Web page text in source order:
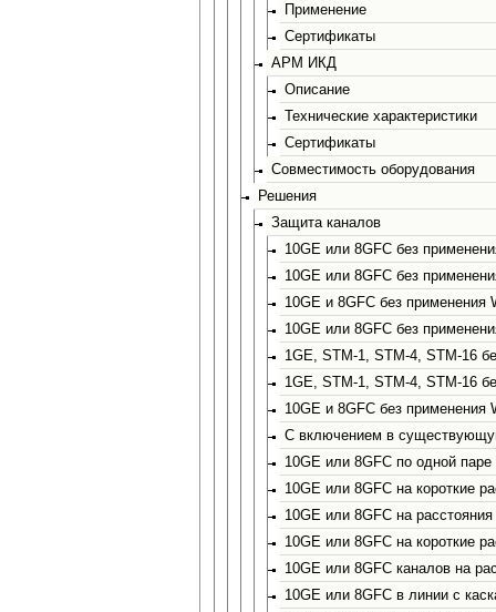
Применение
Сертификаты
АРМ ИКД
Описание
Технические характеристики
Сертификаты
Совместимость оборудования
Решения
Защита каналов
10GE или 8GFC без
10GE или 8GFC без
10GE и 8GFC без применения
10GE или 8GFC без
1GE, STM-1, STM-4, STM-16
1GE, STM-1, STM-4, STM-16
10GE и 8GFC без применения
С включением в
10GE или 8GFC по одной паре
10GE или 8GFC на короткие
10GE или 8GFC на
10GE или 8GFC на короткие
10GE или 8GFC каналов на
10GE или 8GFC в линии с